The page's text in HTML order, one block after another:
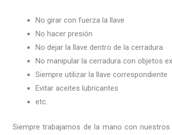
No girar con fuerza la llave
No hacer presión
No dejar la llave dentro de la cerradura
No manipular la cerradura con objetos
Siempre utilizar la llave correspondiente
Evitar aceites lubricantes
etc.
Siempre trabajamos de la mano con